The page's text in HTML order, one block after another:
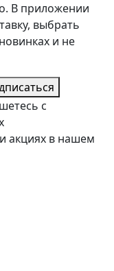
В приложении
выбрать
и не
с
акциях в нашем